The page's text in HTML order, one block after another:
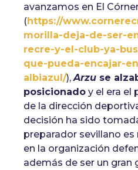
avanzamos en El
(https://
morilla-deja-de-ser-
recre-y-el-club-ya-
que-pueda-encajar-
albiazul/),Arzu se
posicionado y el era el
de la dirección
decisión ha sido
preparador sevillano
en la organización
además de ser un gran